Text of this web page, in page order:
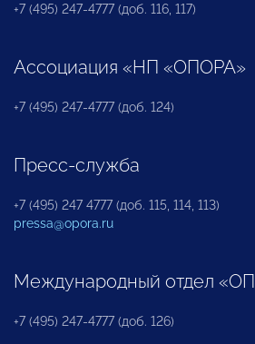
+7 (495) 247-4777 (доб. 116, 117)
Ассоциация «НП «ОПОРА»
+7 (495) 247-4777 (доб. 124)
Пресс-служба
+7 (495) 247 4777 (доб. 115, 114, 113)
pressa@opora.ru
Международный отдел
+7 (495) 247-4777 (доб. 126)